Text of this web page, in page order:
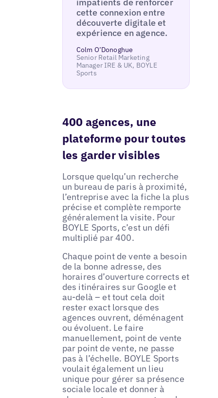
cette connexion entre
découverte digitale et
expérience en agence.
Colm O’Donoghue
Senior Retail Marketing
Manager IRE & UK, BOYLE
Sports
400 agences, une
plateforme pour toutes
les garder visibles
Lorsque quelqu’un recherche
un bureau de paris à proximité,
l’entreprise avec la fiche la plus
précise et complète remporte
généralement la visite. Pour
BOYLE Sports, c’est un défi
multiplié par 400.
Chaque point de vente a besoin
de la bonne adresse, des
horaires d’ouverture corrects et
des itinéraires sur Google et
au-delà – et tout cela doit
rester exact lorsque des
agences ouvrent, déménagent
ou évoluent. Le faire
manuellement, point de vente
par point de vente, ne passe
pas à l’échelle. BOYLE Sports
voulait également un lieu
unique pour gérer sa présence
sociale locale et donner à